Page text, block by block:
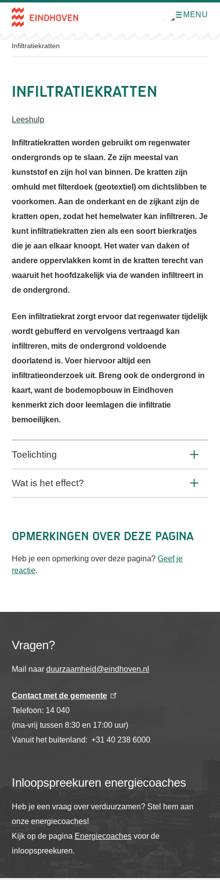
Direct naar de inhoud
O
MENU
Infiltratiekratten
Infiltratiekratten
Leeshulp
Infiltratiekratten worden gebruikt om regenwater
ondergronds op te slaan. Ze zijn meestal van
kunststof en zijn hol van binnen. De kratten zijn
omhuld met filterdoek (geotextiel) om dichtslibben te
voorkomen. Aan de onderkant en de zijkant zijn de
kratten open, zodat het hemelwater kan infiltreren. Je
kunt infiltratiekratten zien als een soort bierkratjes
die je aan elkaar knoopt. Het water van daken of
andere oppervlakken komt in de kratten terecht van
waaruit het hoofdzakelijk via de wanden infiltreert in
de ondergrond.
Een infiltratiekrat zorgt ervoor dat regenwater tijdelijk
wordt gebufferd en vervolgens vertraagd kan
infiltreren, mits de ondergrond voldoende
doorlatend is. Voer hiervoor altijd een
infiltratieonderzoek uit. Breng ook de ondergrond in
kaart, want de bodemopbouw in Eindhoven
kenmerkt zich door leemlagen die infiltratie
bemoeilijken.
Toelichting
Wat is het effect?
Opmerkingen over deze pagina
Heb je een opmerking over deze pagina? Geef je
reactie.
Vragen?
Mail naar duurzaamheid@eindhoven.nl
Contact met de gemeente
Telefoon: 14 040
(ma-vrij tussen 8:30 en 17:00 uur)
Vanuit het buitenland: +31 40 238 6000
Inloopspreekuren energiecoaches
Heb je een vraag over verduurzamen? Stel hem aan
onze energiecoaches!
Kijk op de pagina Energiecoaches voor de
inloopspreekuren.